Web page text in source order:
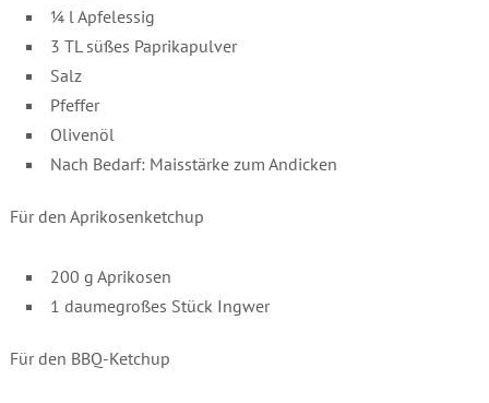
¼ l Apfelessig
3 TL süßes Paprikapulver
Salz
Pfeffer
Olivenöl
Nach Bedarf: Maisstärke zum Andicken
Für den Aprikosenketchup
200 g Aprikosen
1 daumegroßes Stück Ingwer
Für den BBQ-Ketchup